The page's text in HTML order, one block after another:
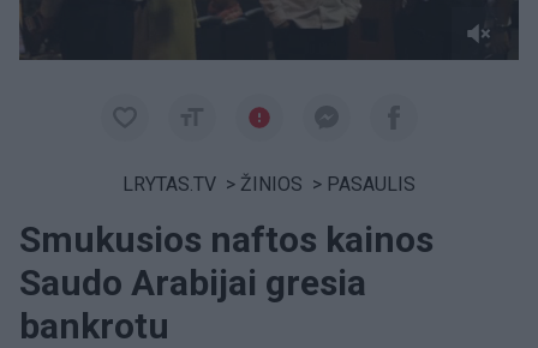
LRYTAS.TV > ŽINIOS > PASAULIS
Smukusios naftos kainos
Saudo Arabijai gresia
bankrotu